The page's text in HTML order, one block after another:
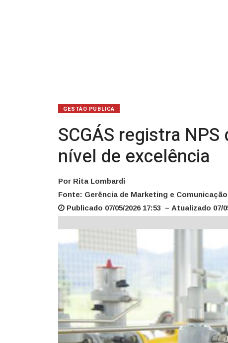
excelênciaGESTÃO PÚBLICA
SCGÁS registra
nível de excelência
Por Rita Lombardi
Fonte: Gerência de Marketing e Comunicação
Publicado 07/05/2026 17:53 – Atualizado 07/